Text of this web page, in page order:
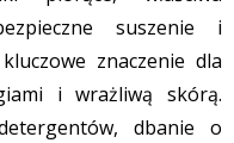
suszenie i
znaczenie dla
i wrażliwą skórą.
dbanie o